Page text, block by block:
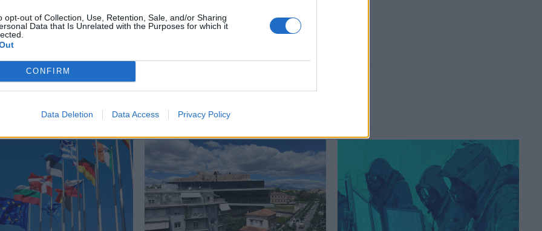
opt-out of Collection, Use, Retention, Sale, and/or Sharing
Data that Is Unrelated with the Purposes for which it
CONFIRM
Data Deletion Data Access Privacy Policy
,τατουάζ- λουλούδι,ταυτοποίηση
Δείτε επίσης